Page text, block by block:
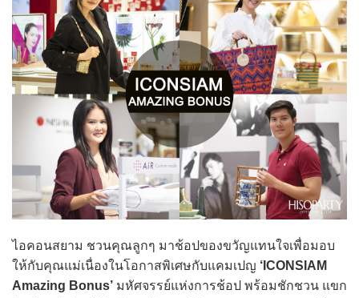
ไอคอนสยาม ชวนคุณลูกๆ มาช้อปของขวัญแทนใจเพื่อมอบ
ให้กับคุณแม่เนื่องในโอกาสพิเศษกับแคมเปญ ‘ICONSIAM
Amazing Bonus’ มหัศจรรย์แห่งการช้อป พร้อมชักชวน แขก